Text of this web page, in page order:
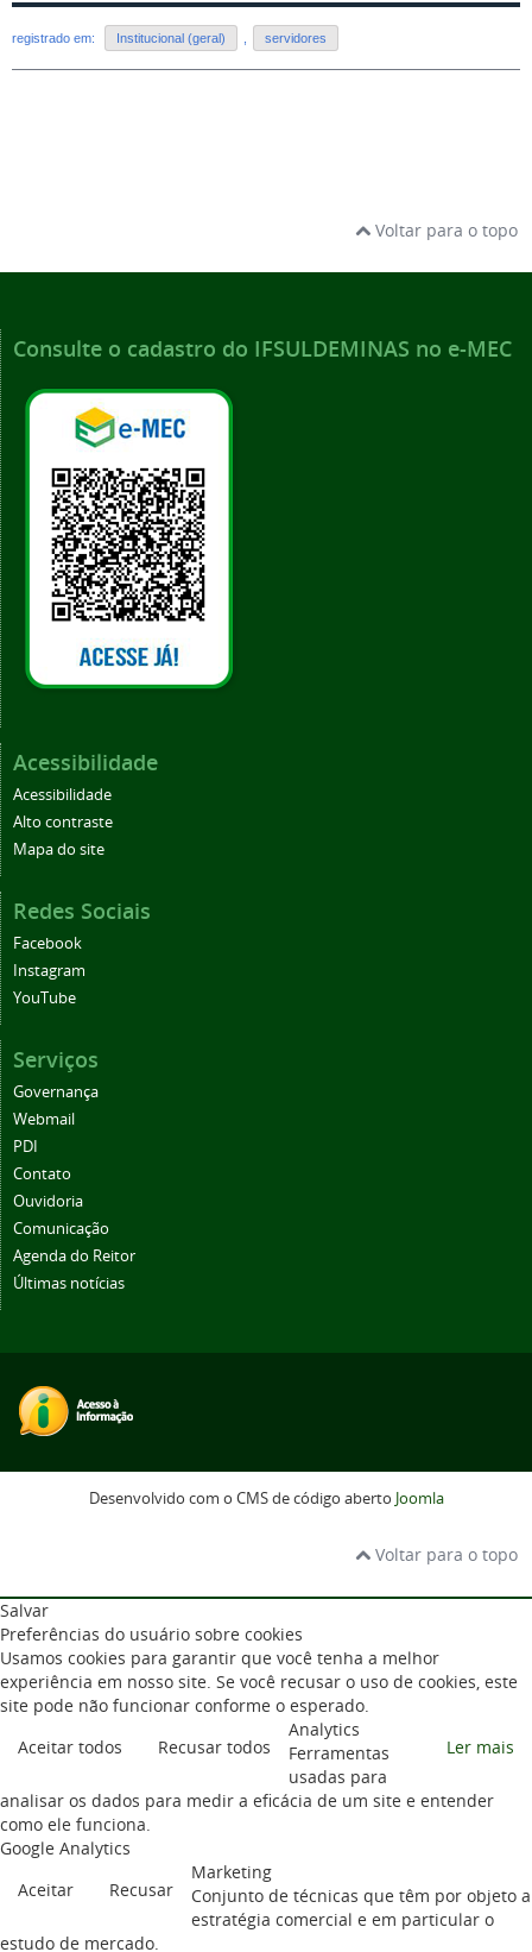
registrado em: Institucional (geral) servidores
Voltar para o topo
Consulte o cadastro do IFSULDEMINAS no e-MEC
Acessibilidade
Acessibilidade
Alto contraste
Mapa do site
Redes Sociais
Facebook
Instagram
YouTube
Serviços
Governança
Webmail
PDI
Contato
Ouvidoria
Comunicação
Agenda do Reitor
Últimas notícias
Desenvolvido com o CMS de código aberto Joomla
Voltar para o topo
Salvar
Preferências do usuário sobre cookies
Usamos cookies para garantir que você tenha a melhor
experiência em nosso site. Se você recusar o uso de cookies, este
site pode não funcionar conforme o esperado.
Aceitar todos
Recusar todos Ler mais
Analytics
Ferramentas
usadas para
analisar os dados para medir a eficácia de um site e entender
como ele funciona.
Google Analytics
Aceitar
Recusar
Marketing
Conjunto de técnicas que têm por objeto a
estratégia comercial e em particular o
estudo de mercado.